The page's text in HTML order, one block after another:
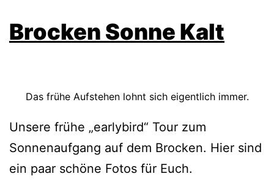
Brocken Sonne Kalt
Das frühe Aufstehen lohnt sich eigentlich immer.
Unsere frühe „earlybird“ Tour zum
Sonnenaufgang auf dem Brocken. Hier sind
ein paar schöne Fotos für Euch.